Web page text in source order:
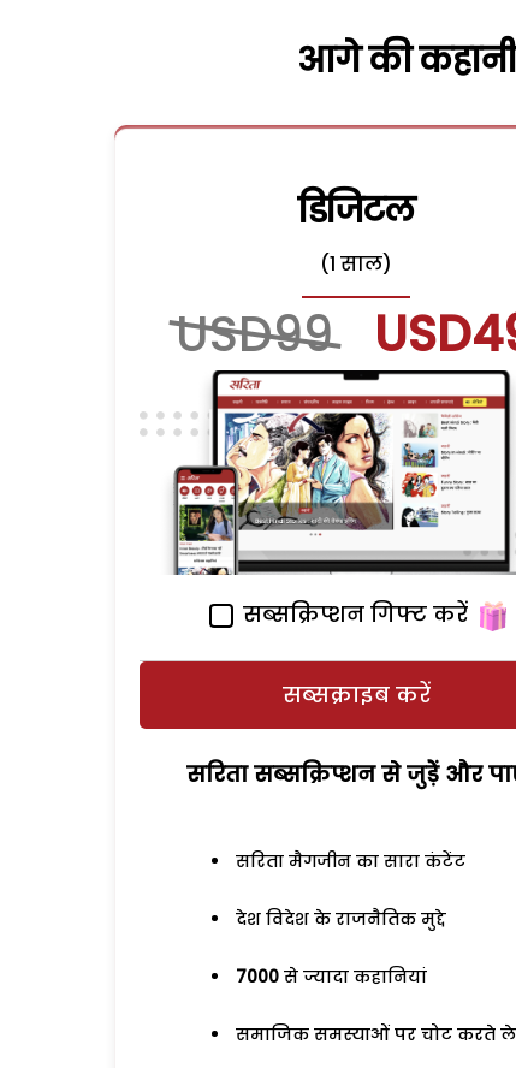
आगे की
डिजिटल
(1 साल)
USD99
सब्सक्रिप्शन गिफ्ट करें
सब्सक्राइब करें
सरिता सब्सक्रिप्शन से जुड़ेें और
सरिता मैगजीन का सारा कंटेंट
देश विदेश के राजनैतिक मुद्दे
7000 से ज्यादा कहानियां
समाजिक समस्याओं पर चोट करते